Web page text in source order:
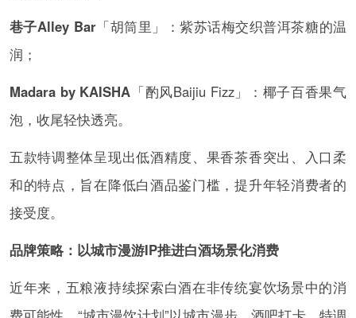
巷子Alley Bar「胡筒里」：紫苏话梅交织普洱茶糖的温
润；
Madara by KAISHA 「酌风Baijiu Fizz」：椰子百香果气
泡，收尾轻快透亮。
五款特调整体呈现出低酒精度、果香茶香突出、入口柔
和的特点，旨在降低白酒品鉴门槛，提升年轻消费者的
接受度。
品牌策略：以城市漫游IP推进白酒场景化消费
近年来，五粮液持续探索白酒在非传统宴饮场景中的消